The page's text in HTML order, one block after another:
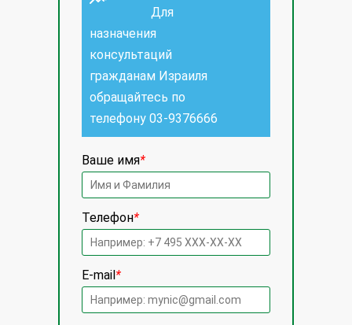
Для
назначения
консультаций
гражданам Израиля
обращайтесь по
телефону 03-9376666
Ваше имя*
Телефон*
E-mail *